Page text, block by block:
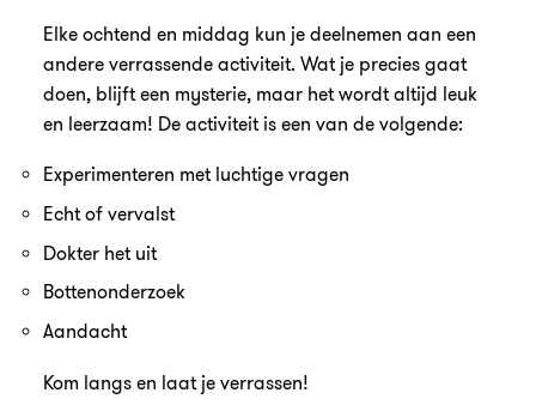
Elke ochtend en middag kun je deelnemen aan een
andere verrassende activiteit. Wat je precies gaat
doen, blijft een mysterie, maar het wordt altijd leuk
en leerzaam! De activiteit is een van de volgende:
Experimenteren met luchtige vragen
Echt of vervalst
Dokter het uit
Bottenonderzoek
Aandacht
Kom langs en laat je verrassen!